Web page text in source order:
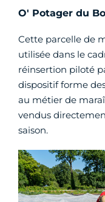
O' Potager du
Cette parcelle de
utilisée dans le
réinsertion piloté
dispositif forme
au métier de
vendus
saison.